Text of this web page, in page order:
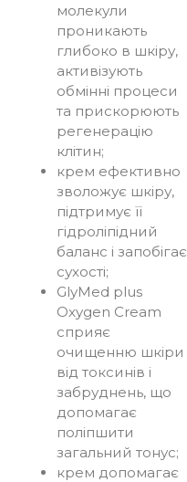
молекули
проникають
глибоко в шкіру,
активізують
обмінні процеси
та прискорюють
регенерацію
клітин;
крем ефективно
зволожує шкіру,
підтримує її
гідроліпідний
баланс і запобігає
сухості;
GlyMed plus
Oxygen Cream
сприяє
очищенню шкіри
від токсинів і
забруднень, що
допомагає
поліпшити
загальний тонус;
крем допомагає